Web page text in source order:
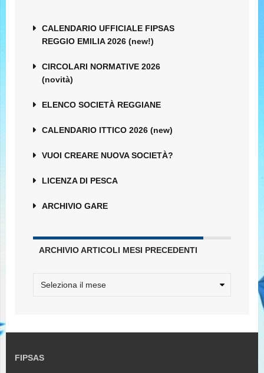
CALENDARIO UFFICIALE FIPSAS
REGGIO EMILIA 2026 (new!)
CIRCOLARI NORMATIVE 2026
(novità)
ELENCO SOCIETÀ REGGIANE
CALENDARIO ITTICO 2026 (new)
VUOI CREARE NUOVA SOCIETÀ?
LICENZA DI PESCA
ARCHIVIO GARE
ARCHIVIO ARTICOLI MESI PRECEDENTI
FIPSAS